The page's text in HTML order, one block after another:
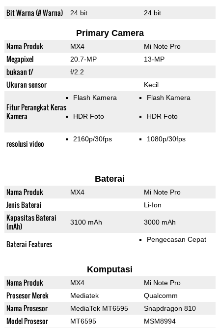
Bit Warna (# Warna)
24 bit 24 bit
Primary Camera
Nama Produk MX4 Mi Note Pro
Megapixel 20.7-MP 13-MP
bukaan f/ f/2.2
Ukuran sensor Kecil
Fitur Perangkat Keras
Kamera
Flash Kamera
HDR Foto
Flash Kamera
HDR Foto
resolusi video 2160p/30fps 1080p/30fps
Baterai
Nama Produk MX4 Mi Note Pro
Jenis Baterai Li-Ion
Kapasitas Baterai
(mAh)
3100 mAh 3000 mAh
Baterai Features Pengecasan Cepat
Komputasi
Nama Produk MX4 Mi Note Pro
Prosesor Merek Mediatek Qualcomm
Nama Prosesor MediaTek MT6595 Snapdragon 810
Model Prosesor MT6595 MSM8994